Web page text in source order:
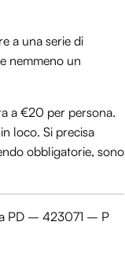
a una serie di
nemmeno un
a €20 per persona.
loco. Si precisa
obbligatorie, sono
PD – 423071 – P